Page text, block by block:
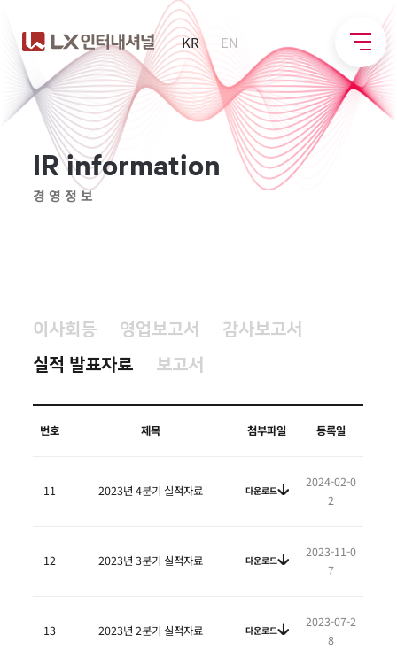
KR EN
IRinformation
경영정보
이사회등 영업보고서
감사보고서
실적 발표자료
보고서
번호 제목 첨부파일 등록일
11 2023년 4분기 실적자료 다운로드
2024-02-0
2
12 2023년 3분기 실적자료 다운로드
2023-11-0
7
13 2023년 2분기 실적자료 다운로드
2023-07-2
8